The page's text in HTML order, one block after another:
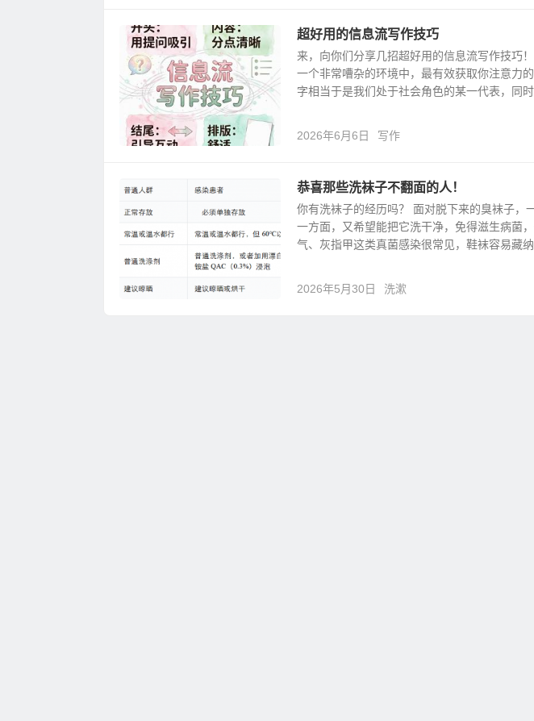
超好用的信息流写作技巧
来，向你们分享几招超好用的信息流写作技巧
一个非常嘈杂的环境中，最有效获取你注意力
字相当于是我们处于社会角色的某一代表，同时
2026年6月6日 写作
恭喜那些洗袜子不翻面的人！
你有洗袜子的经历吗？ 面对脱下来的臭袜子，
一方面，又希望能把它洗干净，免得滋生病菌
气、灰指甲这类真菌感染很常见，鞋袜容易藏纳
2026年5月30日 洗漱